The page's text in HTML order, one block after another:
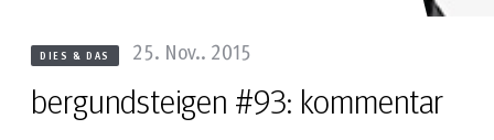
bergundsteigen #93: kommentar
DIES & DAS 25. Nov.. 2015